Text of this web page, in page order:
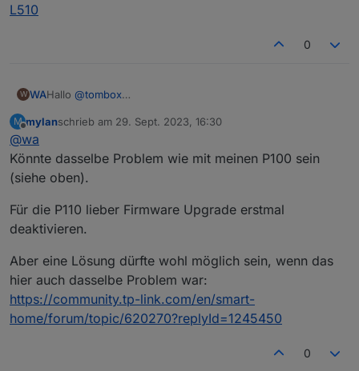
L510
0
W WAHallo @tombox
ich habe den Adapter heute installiert.
gesteuert werden.
Meine 3 L610 bringen folgende Fehler im Log.
Die Firmware der L610 ist 1.1.0 und aktuell
M mylanschrieb am 29. Sept. 2023, 16:30
zuletzt editiert von
@wa
Könnte dasselbe Problem wie mit meinen P100 sein
(siehe oben).
Für die P110 lieber Firmware Upgrade erstmal
deaktivieren.
Aber eine Lösung dürfte wohl möglich sein, wenn das
hier auch dasselbe Problem war:
https://community.tp-link.com/en/smart-
home/forum/topic/620270?replyId=1245450
0